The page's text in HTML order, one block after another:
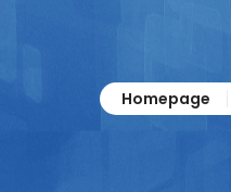
Homepage